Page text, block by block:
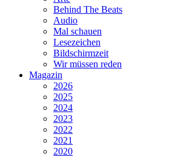
Behind The Beats
Audio
Mal schauen
Lesezeichen
Bildschirmzeit
Wir müssen reden
Magazin
2026
2025
2024
2023
2022
2021
2020